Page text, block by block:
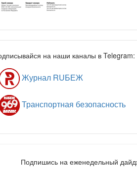
на наши каналы в Telegram:
Журнал RUБЕЖ
Транспортная безопасность
Подпишись на еженедельный